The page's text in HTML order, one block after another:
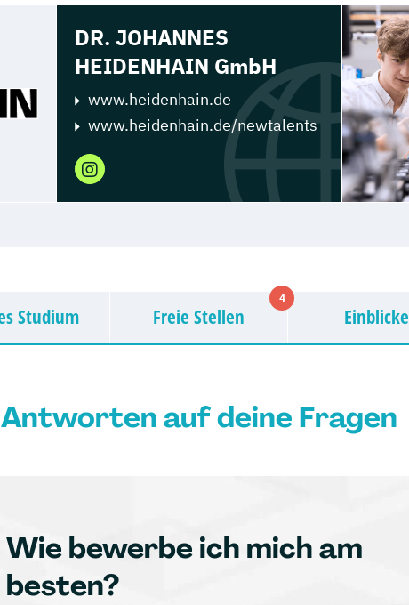
DR. JOHANNES
HEIDENHAIN GmbH
www.heidenhain.de
www.heidenhain.de/newtalents
Studium
4
Freie Stellen Einblicke
Antworten auf deine Fragen
Wie bewerbe ich mich am
besten?